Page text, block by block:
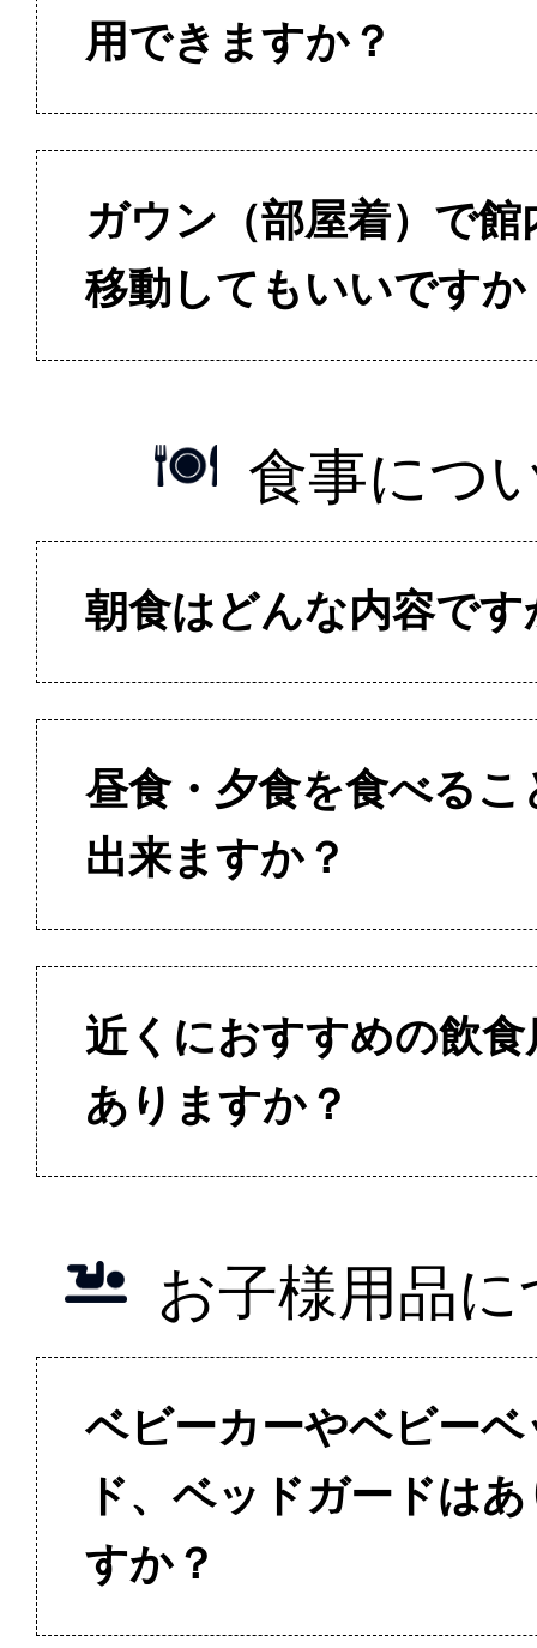
用できますか？
ガウン（部屋着）で館
移動してもいいですか
食事につ
朝食はどんな内容です
昼食・夕食を食べるこ
出来ますか？
近くにおすすめの飲食
ありますか？
お子様用品
ベビーカーやベビーベ
ド、ベッドガードは
すか？